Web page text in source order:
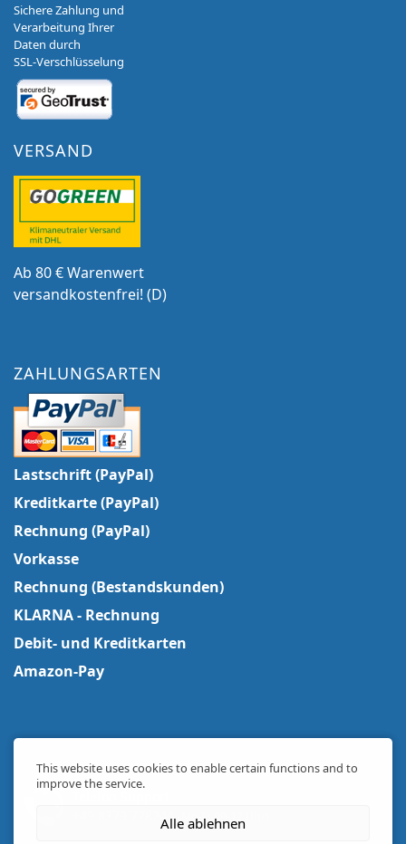
Sichere Zahlung und
Verarbeitung Ihrer
Daten durch
SSL-Verschlüsselung
VERSAND
Ab 80 € Warenwert
versandkostenfrei! (D)
ZAHLUNGSARTEN
Lastschrift (PayPal)
Kreditkarte (PayPal)
Rechnung (PayPal)
Vorkasse
Rechnung (Bestandskunden)
KLARNA - Rechnung
Debit- und Kreditkarten
Amazon-Pay
+49 8379 728244
(Mo-Fr 09-17 Uhr)
This website uses cookies to enable certain functions and to
improve the service.
Alle ablehnen